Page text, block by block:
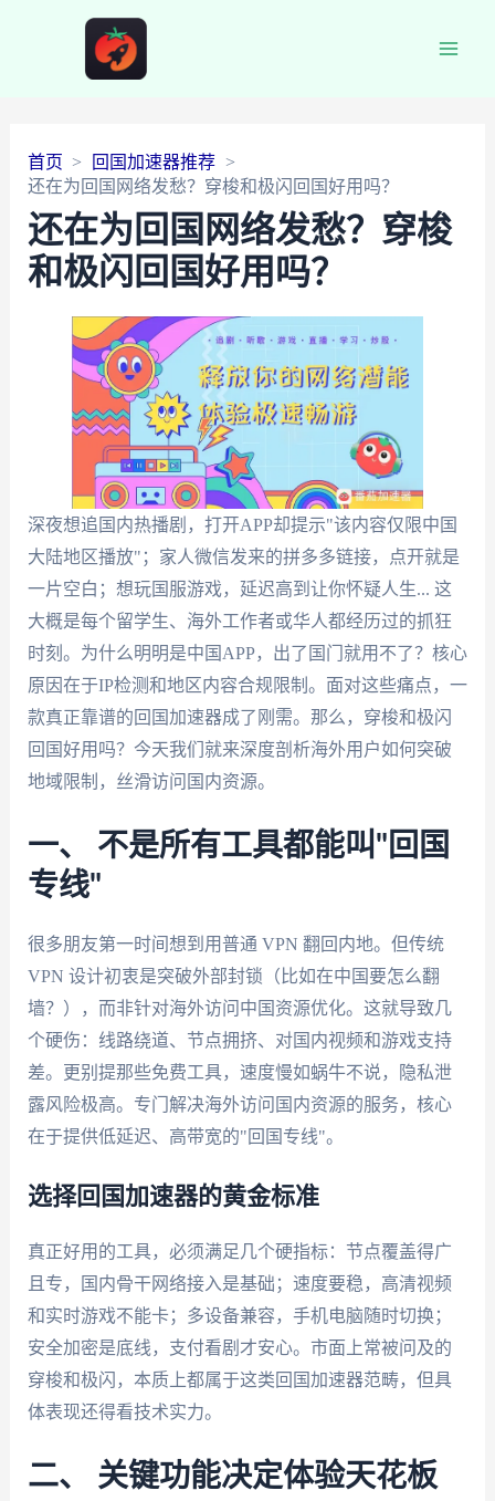
首页
回国加速器推荐
还在为回国网络发愁？穿梭和极闪回国好用吗？
还在为回国网络发愁？穿梭
和极闪回国好用吗？
深夜想追国内热播剧，打开APP却提示"该内容仅限中国
大陆地区播放"；家人微信发来的拼多多链接，点开就是
一片空白；想玩国服游戏，延迟高到让你怀疑人生... 这
大概是每个留学生、海外工作者或华人都经历过的抓狂
时刻。为什么明明是中国APP，出了国门就用不了？核心
原因在于IP检测和地区内容合规限制。面对这些痛点，一
款真正靠谱的回国加速器成了刚需。那么，穿梭和极闪
回国好用吗？今天我们就来深度剖析海外用户如何突破
地域限制，丝滑访问国内资源。
一、 不是所有工具都能叫"回国
专线"
很多朋友第一时间想到用普通 VPN 翻回内地。但传统
VPN 设计初衷是突破外部封锁（比如在中国要怎么翻
墙？），而非针对海外访问中国资源优化。这就导致几
个硬伤：线路绕道、节点拥挤、对国内视频和游戏支持
差。更别提那些免费工具，速度慢如蜗牛不说，隐私泄
露风险极高。专门解决海外访问国内资源的服务，核心
在于提供低延迟、高带宽的"回国专线"。
选择回国加速器的黄金标准
真正好用的工具，必须满足几个硬指标：节点覆盖得广
且专，国内骨干网络接入是基础；速度要稳，高清视频
和实时游戏不能卡；多设备兼容，手机电脑随时切换；
安全加密是底线，支付看剧才安心。市面上常被问及的
穿梭和极闪，本质上都属于这类回国加速器范畴，但具
体表现还得看技术实力。
二、 关键功能决定体验天花板